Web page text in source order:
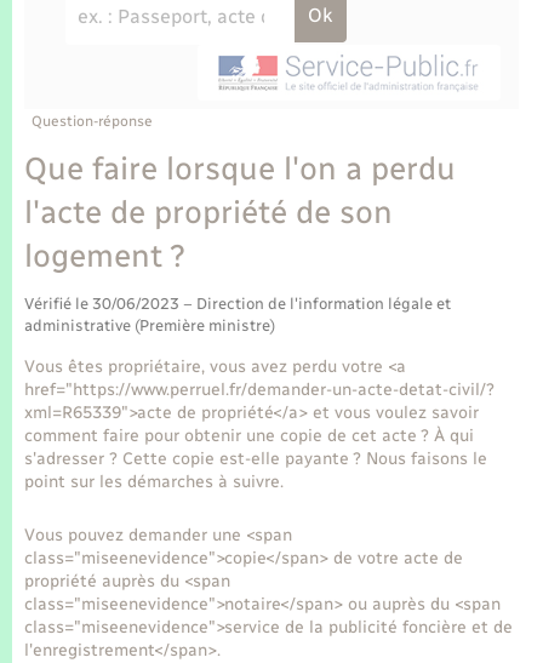
Etat-civil - Papiers - Citoyenneté
Parrainage civil
Recensement
Loisirs
Nouvel habitant
Numérique
Organisation d’événement
Sécurité - Prévention
Seniors
Transports
Transports scolaires
Travaux - Autorisation d’occupation de l’espace
Plan interactif
Présentation de la commune
Publications
La Communauté de communes
Question-réponse
Que faire lorsque l'on a perdu
l'acte de propriété de son
logement ?
Vérifié le 30/06/2023 – Direction de l'information légale et
administrative (Première ministre)
Vous êtes propriétaire, vous avez perdu votre <a
href="https://www.perruel.fr/demander-un-acte-detat-civil/?
xml=R65339">acte de propriété</a> et vous voulez savoir
comment faire pour obtenir une copie de cet acte ? À qui
s'adresser ? Cette copie est-elle payante ? Nous faisons le
point sur les démarches à suivre.
Vous pouvez demander une <span
class="miseenevidence">copie</span> de votre acte de
propriété auprès du <span
class="miseenevidence">notaire</span> ou auprès du <span
class="miseenevidence">service de la publicité foncière et de
l'enregistrement</span>.